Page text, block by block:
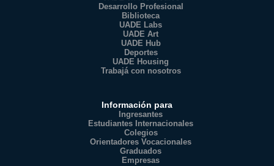
Desarrollo Profesional
Biblioteca
UADE Labs
UADE Art
UADE Hub
Deportes
UADE Housing
Trabajá con nosotros
Información para
Ingresantes
Estudiantes Internacionales
Colegios
Orientadores Vocacionales
Graduados
Empresas